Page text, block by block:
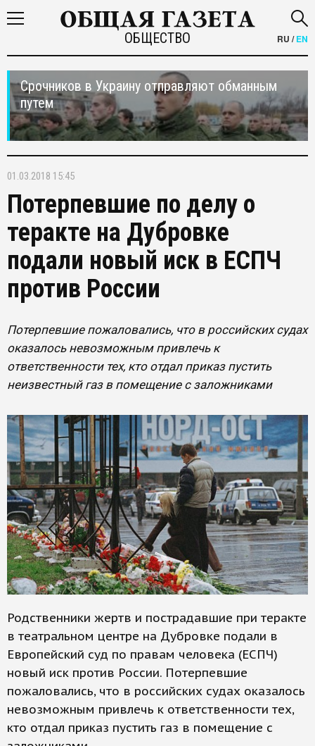
ОБЩЕСТВО RU /EN
Срочников в Украину отправляют обманным
путем
01.03.2018 15:45
Потерпевшие по делу о
теракте на Дубровке
подали новый иск в ЕСПЧ
против России
Потерпевшие пожаловались, что в российских судах
оказалось невозможным привлечь к
ответственности тех, кто отдал приказ пустить
неизвестный газ в помещение с заложниками
Родственники жертв и пострадавшие при теракте
в театральном центре на Дубровке подали в
Европейский суд по правам человека (ЕСПЧ)
новый иск против России. Потерпевшие
пожаловались, что в российских судах оказалось
невозможным привлечь к ответственности тех,
кто отдал приказ пустить газ в помещение с